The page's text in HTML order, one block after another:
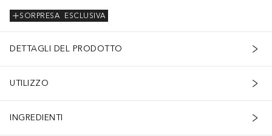
ESCLUSIVA
SORPRESA
DETTAGLI DEL PRODOTTO
UTILIZZO
INGREDIENTI